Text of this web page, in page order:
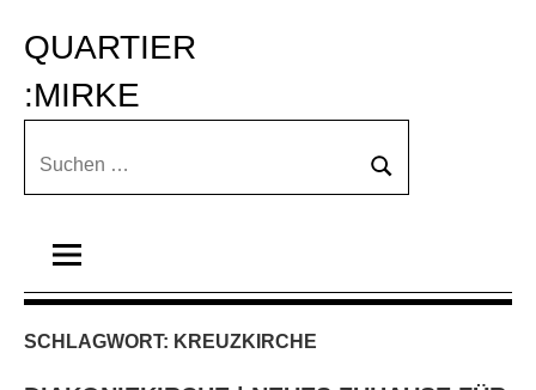
Inhalt
springen
QUARTIER
:MIRKE
Suchen
Suchen
SCHLAGWORT: KREUZKIRCHE